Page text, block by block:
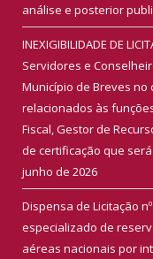
análise e posterior
INEXIGIBILIDADE DE
Servidores e
Município de Breves
relacionados às
Fiscal, Gestor de
de certificação que
junho de 2026
Dispensa de Licitação
especializado de
aéreas nacionais por